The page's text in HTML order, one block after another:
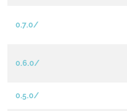
0.7.0/
0.6.0/
0.5.0/